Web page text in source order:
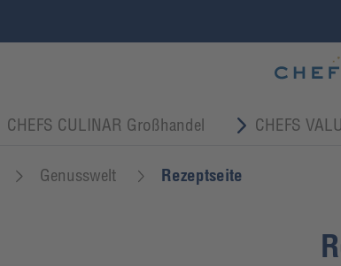
CHEFS CULINAR Großhandel CHEFS
Genusswelt Rezeptseite